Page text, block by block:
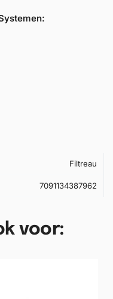
Filtreau
7091134387962
voor: